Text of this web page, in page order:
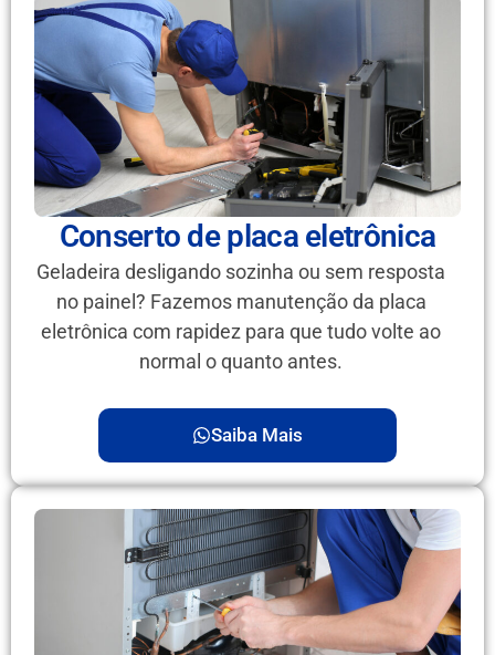
Conserto de placa eletrônica
Geladeira desligando sozinha ou sem resposta
no painel? Fazemos manutenção da placa
eletrônica com rapidez para que tudo volte ao
normal o quanto antes.
Saiba Mais